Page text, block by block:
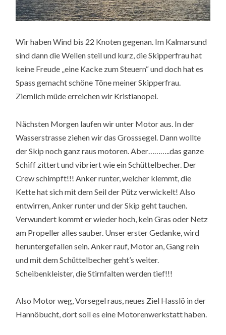
Wir haben Wind bis 22 Knoten gegenan. Im Kalmarsund
sind dann die Wellen steil und kurz, die Skipperfrau hat
keine Freude „eine Kacke zum Steuern“ und doch hat es
Spass gemacht schöne Töne meiner Skipperfrau.
Ziemlich müde erreichen wir Kristianopel.
Nächsten Morgen laufen wir unter Motor aus. In der
Wasserstrasse ziehen wir das Grosssegel. Dann wollte
der Skip noch ganz raus motoren. Aber………..das ganze
Schiff zittert und vibriert wie ein Schüttelbecher. Der
Crew schimpft!!! Anker runter, welcher klemmt, die
Kette hat sich mit dem Seil der Pütz verwickelt! Also
entwirren, Anker runter und der Skip geht tauchen.
Verwundert kommt er wieder hoch, kein Gras oder Netz
am Propeller alles sauber. Unser erster Gedanke, wird
heruntergefallen sein. Anker rauf, Motor an, Gang rein
und mit dem Schüttelbecher geht’s weiter.
Scheibenkleister, die Stirnfalten werden tief!!!
Also Motor weg, Vorsegel raus, neues Ziel Hasslö in der
Hannöbucht, dort soll es eine Motorenwerkstatt haben.